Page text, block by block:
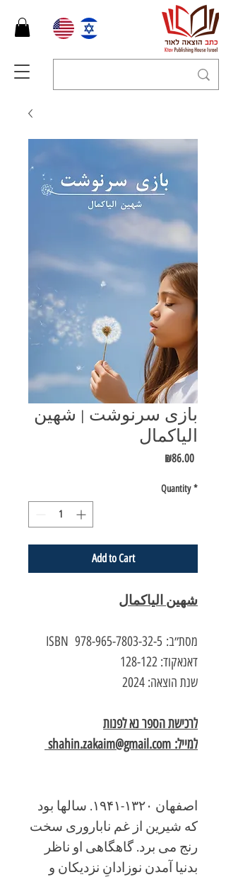
بازی سرنوشت | شهین
الیاکمال
₪86.00Price
Quantity *
Add to Cart
شهین الیاکمال
מסת״ב: 978-965-7803-32-5 ISBN
דאנאקוד: 128-122
שנת הוצאה: 2024
לרכישת הספר נא לפנות
למייל: shahin.zakaim@gmail.com
اصفهان ۱۳۲۰-۱۹۴۱. سالها بود
که شیرین از غم ناباروری سخت
رنج می برد. گاهگاهی او ناظر
بدنیا آمدن نوزادانِ نزدیکان و